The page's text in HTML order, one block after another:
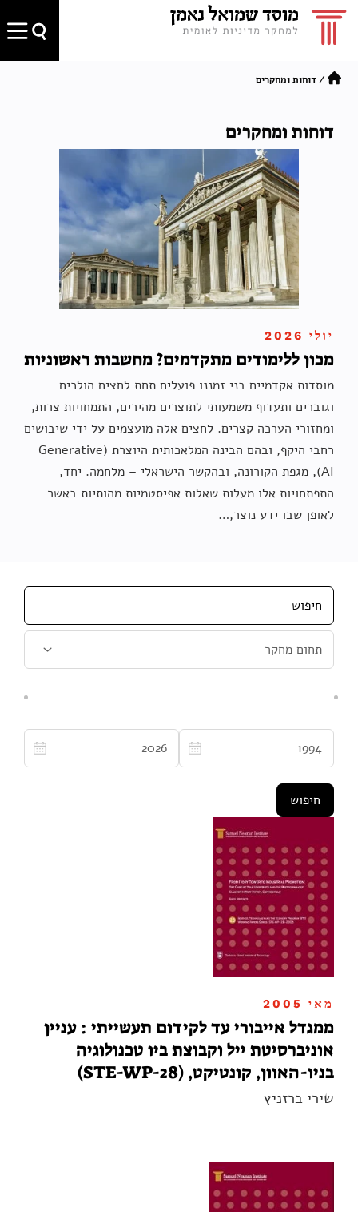
/דוחות ומחקרים
דוחות ומחקרים
יולי 2026
מכון ללימודים מתקדמים? מחשבות ראשוניות
מוסדות אקדמיים בני זמננו פועלים תחת לחצים הולכים
וגוברים ותעדוף משמעותי לתוצרים מהירים, התמחויות צרות,
ומחזורי הערכה קצרים. לחצים אלה מועצמים על ידי שיבושים
רחבי היקף, ובהם הבינה המלאכותית היוצרת (Generative
AI), מגפת הקורונה, ובהקשר הישראלי – מלחמה. יחד,
התפתחויות אלו מעלות שאלות אפיסטמיות מהותיות באשר
לאופן שבו ידע נוצר,…
מאי 2005
ממגדל אייבורי עד לקידום תעשייתי : עניין
אוניברסיטת ייל וקבוצת ביו טכנולוגיה
בניו-האוון, קונטיקט, (STE-WP-28)
שירי ברזניץ